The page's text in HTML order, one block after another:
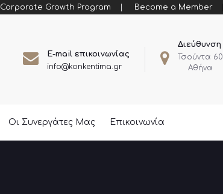
Corporate Growth Program Become a Member
E-mail επικοινωνίας
info@konkentima.gr
Διεύθυνση
Τσούντα 60
Αθήνα
Οι Συνεργάτες Μας Επικοινωνία